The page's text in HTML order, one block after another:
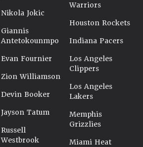
Nikola Jokic
Giannis
Antetokounmpo
Evan Fournier
Zion Williamson
Devin Booker
Jayson Tatum
Russell
Westbrook
Warriors
Houston Rockets
Indiana Pacers
Los Angeles
Clippers
Los Angeles
Lakers
Memphis
Grizzlies
Miami Heat